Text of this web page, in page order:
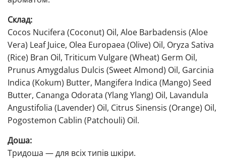
Склад:
Cocos Nucifera (Coconut) Oil, Aloe Barbadensis (Aloe
Vera) Leaf Juice, Olea Europaea (Olive) Oil, Oryza Sativa
(Rice) Bran Oil, Triticum Vulgare (Wheat) Germ Oil,
Prunus Amygdalus Dulcis (Sweet Almond) Oil, Garcinia
Indica (Kokum) Butter, Mangifera Indica (Mango) Seed
Butter, Cananga Odorata (Ylang Ylang) Oil, Lavandula
Angustifolia (Lavender) Oil, Citrus Sinensis (Orange) Oil,
Pogostemon Cablin (Patchouli) Oil.
Доша:
Тридоша — для всіх типів шкіри.